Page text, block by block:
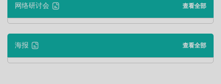
网络研讨会 查看全部
海报 查看全部